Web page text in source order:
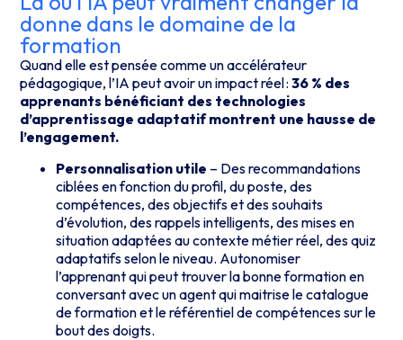
donne dans le domaine de la
formation
Quand elle est pensée comme un accélérateur
pédagogique, l’IA peut avoir un impact réel :36 % des
apprenants bénéficiant des technologies
d’apprentissage adaptatif montrent une hausse de
l’engagement.
Personnalisation utile – Des recommandations
ciblées en fonction du profil, du poste, des
compétences, des objectifs et des souhaits
d’évolution, des rappels intelligents, des mises en
situation adaptées au contexte métier réel, des quiz
adaptatifs selon le niveau. Autonomiser
l’apprenant qui peut trouver la bonne formation en
conversant avec un agent qui maitrise le catalogue
de formation et le référentiel de compétences sur le
bout des doigts.